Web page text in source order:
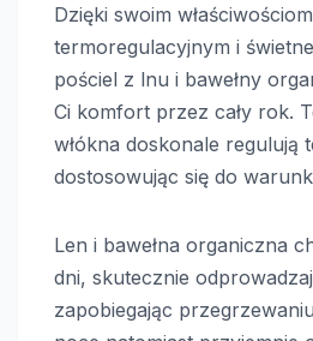
Dzięki swoim właściwościom
termoregulacyjnym i
pościel z lnu i bawełny
Ci komfort przez cały rok.
włókna doskonale regulują
dostosowując się do
Len i bawełna organiczna
dni, skutecznie
zapobiegając